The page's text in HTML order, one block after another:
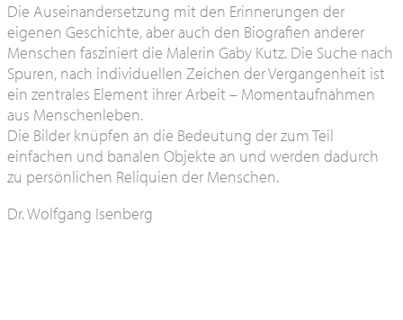
Die Auseinandersetzung mit den Erinnerungen der
eigenen Geschichte, aber auch den Biografien anderer
Menschen fasziniert die Malerin Gaby Kutz. Die Suche nach
Spuren, nach individuellen Zeichen der Vergangenheit ist
ein zentrales Element ihrer Arbeit – Momentaufnahmen
aus Menschenleben.
Die Bilder knüpfen an die Bedeutung der zum Teil
einfachen und banalen Objekte an und werden dadurch
zu persönlichen Reliquien der Menschen.
Dr. Wolfgang Isenberg